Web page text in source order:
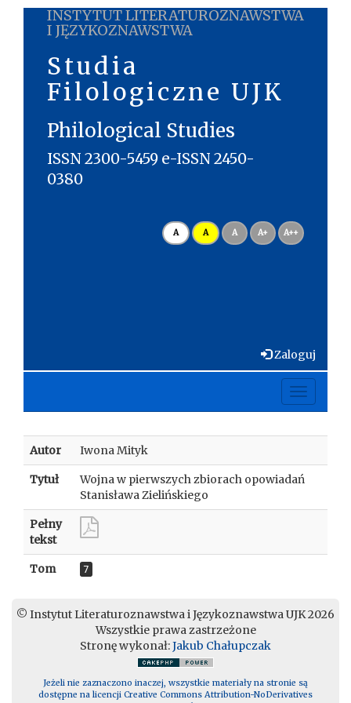
INSTYTUT LITERATUROZNAWSTWA
I JĘZYKOZNAWSTWA
Studia
Filologiczne UJK
Philological Studies
ISSN 2300-5459 e-ISSN 2450-
0380
A A A A+ A++
Zaloguj
Toggle
Autor Iwona Mityk
Tytuł
Wojna w pierwszych zbiorach opowiadań
Stanisława Zielińskiego
Pełny
tekst
Tom 7
© Instytut Literaturoznawstwa i Językoznawstwa UJK 2026
Wszystkie prawa zastrzeżone
Stronę wykonał:Jakub Chałupczak
Jeżeli nie zaznaczono inaczej, wszystkie materiały na stronie są
dostępne na licencji Creative Commons Attribution-NoDerivatives